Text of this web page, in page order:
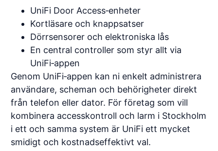
UniFi Door Access‑enheter
Kortläsare och knappsatser
Dörrsensorer och elektroniska lås
En central controller som styr allt via
UniFi‑appen
Genom UniFi‑appen kan ni enkelt administrera
användare, scheman och behörigheter direkt
från telefon eller dator. För företag som vill
kombinera accesskontroll och larm i Stockholm
i ett och samma system är UniFi ett mycket
smidigt och kostnadseffektivt val.